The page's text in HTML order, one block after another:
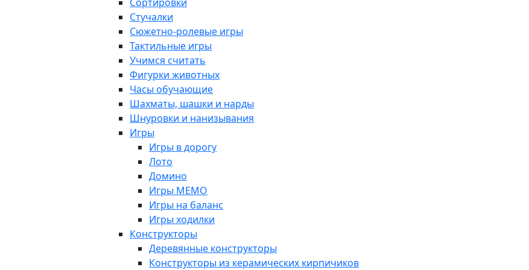
Стучалки
Сюжетно-ролевые игры
Тактильные игры
Учимся считать
Фигурки животных
Часы обучающие
Шахматы, шашки и нарды
Шнуровки и нанизывания
Игры
Игры в дорогу
Лото
Домино
Игры МЕМО
Игры на баланс
Игры ходилки
Конструкторы
Деревянные конструкторы
Конструкторы из керамических кирпичиков